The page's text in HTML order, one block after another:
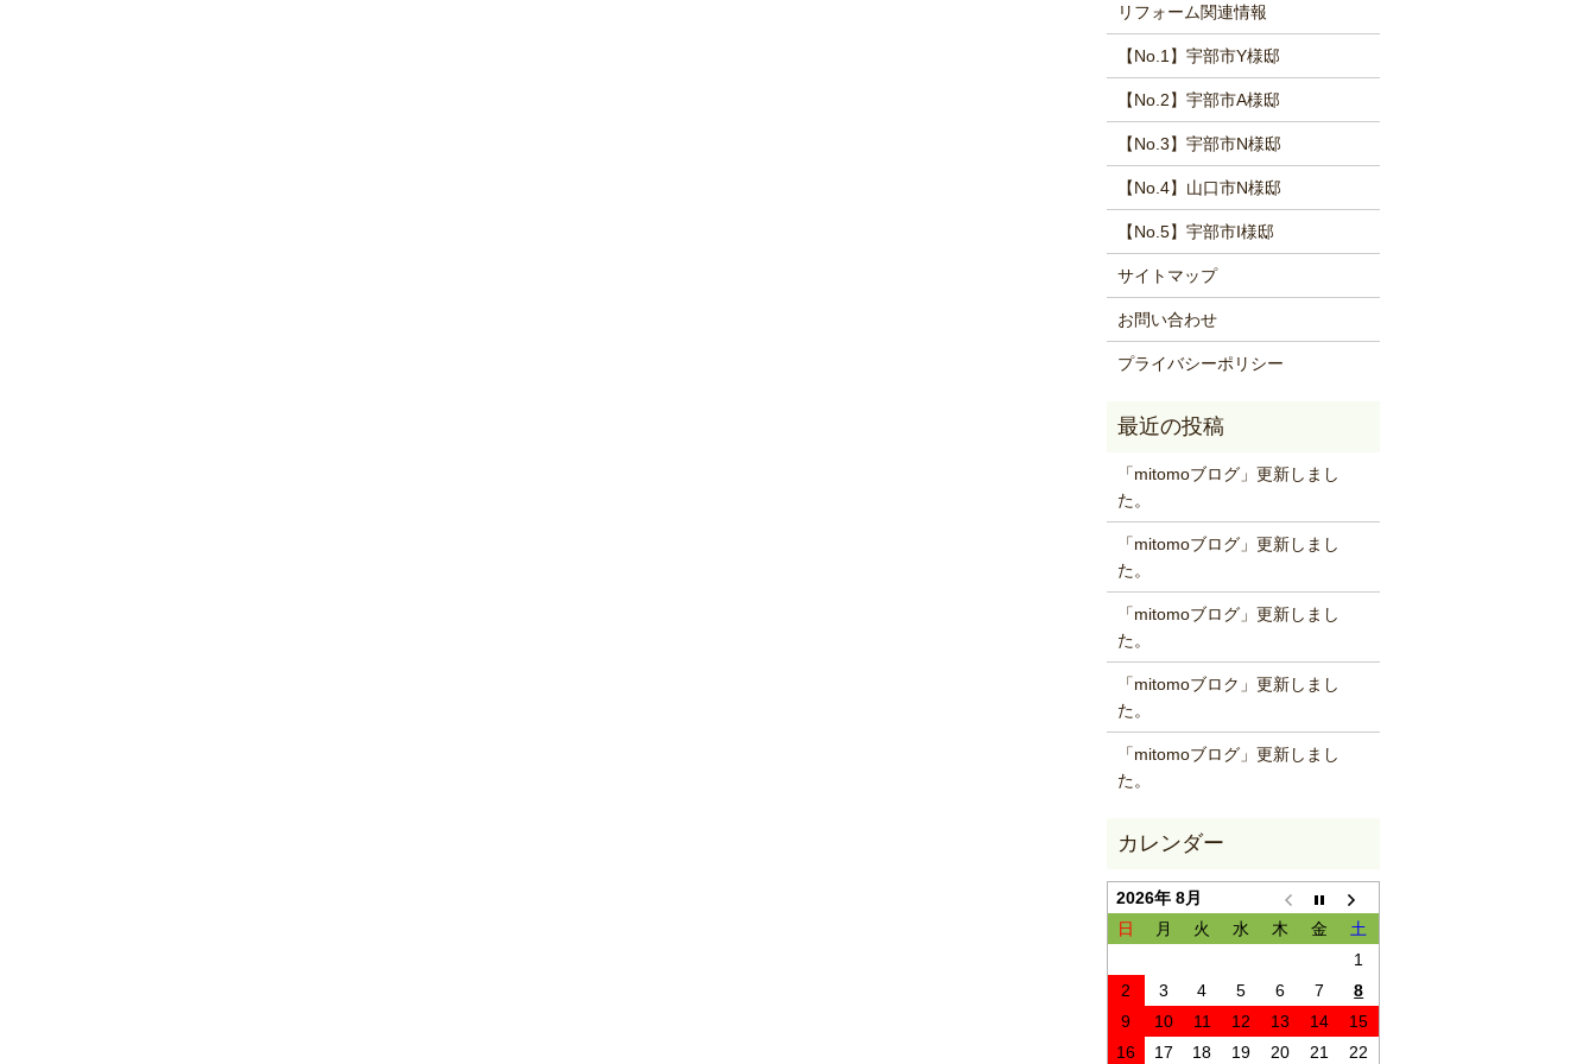
リフォーム関連情報
【No.1】宇部市Y様邸
【No.2】宇部市A様邸
【No.3】宇部市N様邸
【No.4】山口市N様邸
【No.5】宇部市I様邸
サイトマップ
お問い合わせ
プライバシーポリシー
「mitomoブログ」更新しまし
た。
「mitomoブログ」更新しまし
た。
「mitomoブログ」更新しまし
た。
「mitomoブロク」更新しまし
た。
「mitomoブログ」更新しまし
た。
2026年 8月
日
月 火 水 木 金
土
1
2
3 4 5 6 7
8
9
10 11 12 13 14
15
16
17 18 19 20 21
22